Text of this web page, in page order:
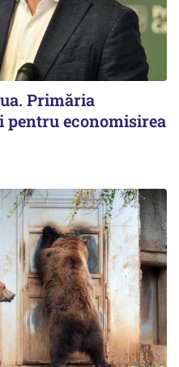
Primăria
pentru economisirea